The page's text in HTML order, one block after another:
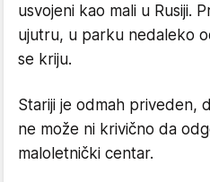
usvojeni kao mali u Rusiji.
ujutru, u parku nedaleko
se kriju.
Stariji je odmah priveden,
ne može ni krivično da
maloletnički centar.